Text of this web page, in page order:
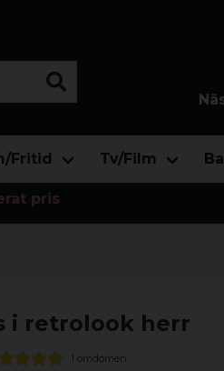
Fritid Tv/Film
pris
i retrolook herr
1 omdömen